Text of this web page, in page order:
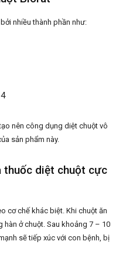
nhiều thành phần như:
nên công dụng diệt chuột vô
sản phẩm này.
thuốc diệt chuột cực
cơ chế khác biệt. Khi chuột ăn
ở chuột. Sau khoảng 7 – 10
sẽ tiếp xúc với con bệnh, bị